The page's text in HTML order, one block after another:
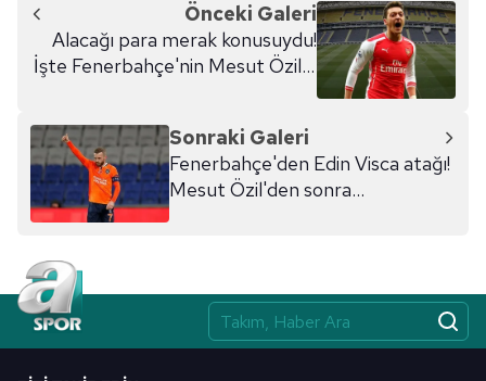
Önceki Galeri
Alacağı para merak konusuydu!
İşte Fenerbahçe'nin Mesut Özil'e
Sonraki Galeri
Fenerbahçe'den Edin Visca atağı!
Mesut Özil'den sonra...